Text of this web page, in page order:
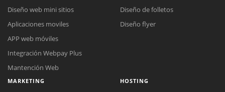
Diseño web mini sitios
Aplicaciones moviles
APP web móviles
Integración Webpay Plus
Mantención Web
Diseño de folletos
Diseño flyer
MARKETING HOSTING